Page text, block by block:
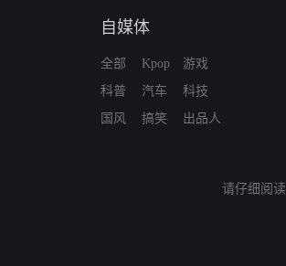
自媒体
全部
科普
国风
Kpop
汽车
搞笑
游戏
科技
出品人
请仔细阅读